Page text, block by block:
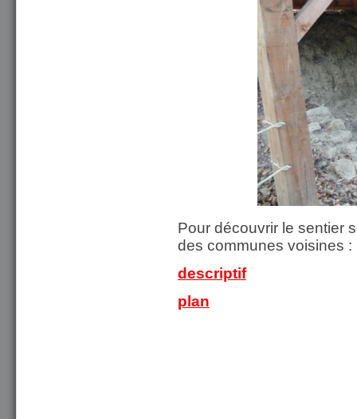
Pour découvrir le sentier
des communes voisines :
descriptif
plan